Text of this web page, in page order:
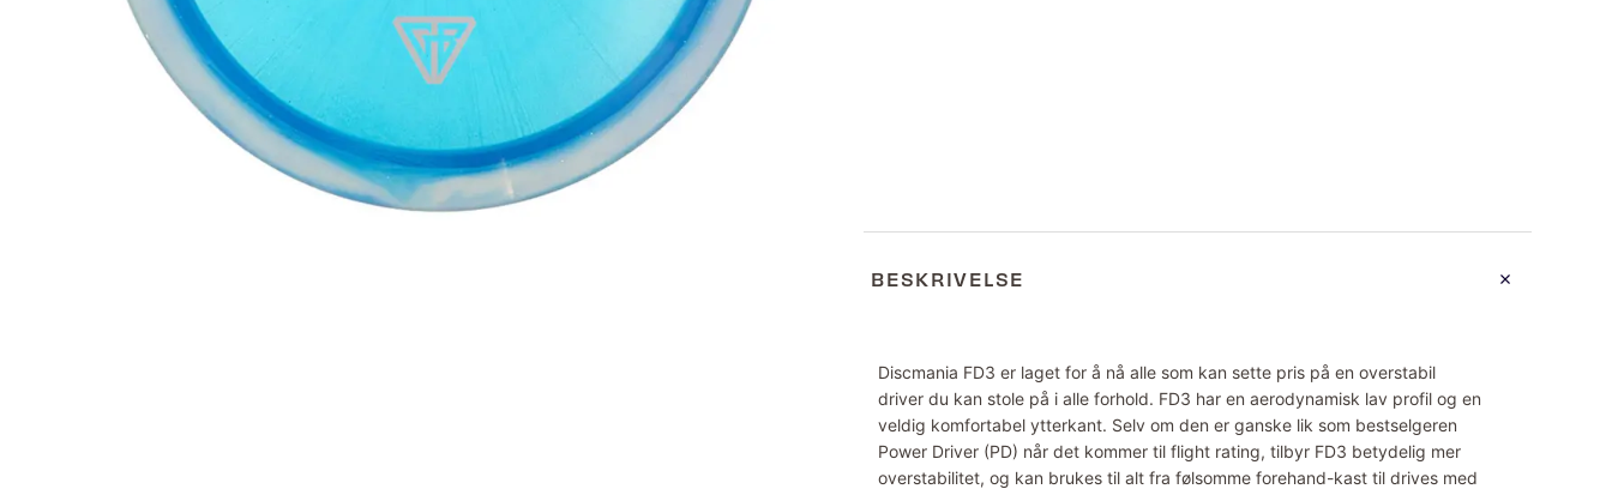
BESKRIVELSE
Discmania FD3 er laget for å nå alle som kan sette pris på en overstabil
driver du kan stole på i alle forhold. FD3 har en aerodynamisk lav profil og en
veldig komfortabel ytterkant. Selv om den er ganske lik som bestselgeren
Power Driver (PD) når det kommer til flight rating, tilbyr FD3 betydelig mer
overstabilitet, og kan brukes til alt fra følsomme forehand-kast til drives med